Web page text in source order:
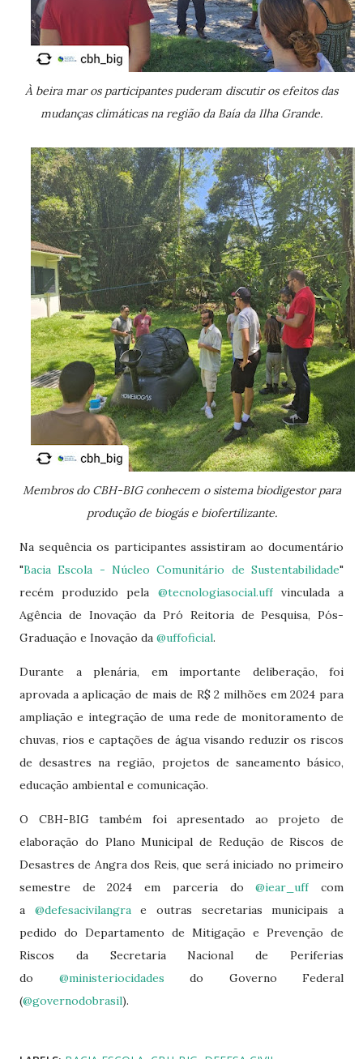
À beira mar os participantes puderam discutir os efeitos das
mudanças climáticas na região da Baía da Ilha Grande.
Membros do CBH-BIG conhecem o sistema biodigestor para
produção de biogás e biofertilizante.
Na sequência os participantes assistiram ao documentário
"Bacia Escola - Núcleo Comunitário de Sustentabilidade"
recém produzido pela @tecnologiasocial.uffvinculada a
Agência de Inovação da Pró Reitoria de Pesquisa, Pós-
Graduação e Inovação da @uffoficial.
Durante a plenária, em importante deliberação, foi
aprovada a aplicação de mais de R$ 2 milhões em 2024 para
ampliação e integração de uma rede de monitoramento de
chuvas, rios e captações de água visando reduzir os riscos
de desastres na região, projetos de saneamento básico,
educação ambiental e comunicação.
O CBH-BIG também foi apresentado ao projeto de
elaboração do Plano Municipal de Redução de Riscos de
Desastres de Angra dos Reis, que será iniciado no primeiro
semestre de 2024 em parceria do@iear_uff com
a @defesacivilangrae outras secretarias municipais a
pedido do Departamento de Mitigação e Prevenção de
Riscos da Secretaria Nacional de Periferias
do @ministeriocidades do Governo Federal
(@governodobrasil).